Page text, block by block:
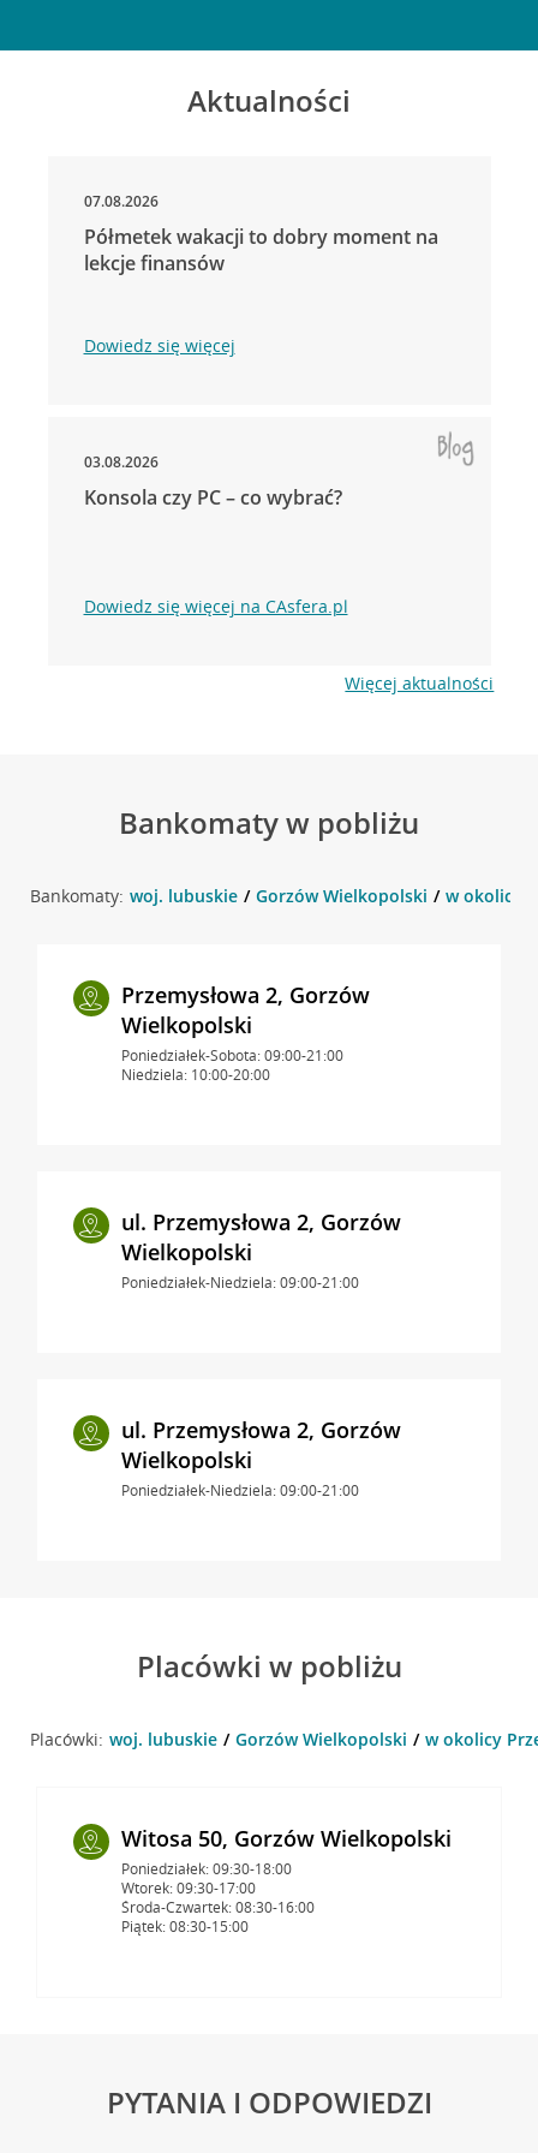
Aktualności
07.08.2026
Półmetek wakacji to dobry moment na
lekcje finansów
Dowiedz się więcej
03.08.2026
Konsola czy PC – co wybrać?
Dowiedz się więcej na CAsfera.pl
Więcej aktualności
Bankomaty w pobliżu
Bankomaty: woj. lubuskie Gorzów Wielkopolski w okolicy
Przemysłowa 2, Gorzów
Wielkopolski
Poniedziałek-Sobota: 09:00-21:00
Niedziela: 10:00-20:00
ul. Przemysłowa 2, Gorzów
Wielkopolski
Poniedziałek-Niedziela: 09:00-21:00
ul. Przemysłowa 2, Gorzów
Wielkopolski
Poniedziałek-Niedziela: 09:00-21:00
Placówki w pobliżu
Placówki: woj. lubuskie Gorzów Wielkopolski w okolicy
Witosa 50, Gorzów Wielkopolski
Poniedziałek: 09:30-18:00
Wtorek: 09:30-17:00
Środa-Czwartek: 08:30-16:00
Piątek: 08:30-15:00
PYTANIA I ODPOWIEDZI